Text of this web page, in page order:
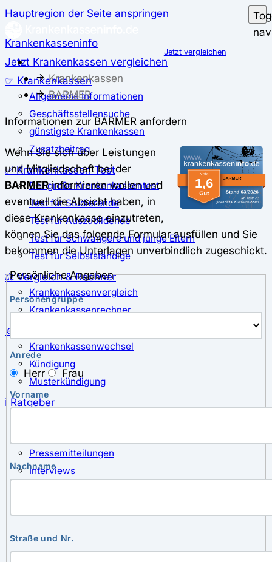
Hauptregion der Seite anspringen
Krankenkasseninfo
Jetzt Krankenkassen vergleichen
☞ Krankenkassen
Allgemeine Informationen
Geschäftsstellensuche
günstigste Krankenkassen
Zusatzbeitrag
✅ Krankenkassen Test
Der große Krankenkassentest
Test für Studierende
Test für Auszubildende
Test für Schwangere und junge Eltern
Test für Selbstständige
⚖️ Vergleich & Rechner
Krankenkassenvergleich
Krankenkassenrechner
↔ Wechsel
Krankenkassenwechsel
Kündigung
Musterkündigung
ℹ Ratgeber
Pressemitteilungen
Interviews
Jetzt vergleichen
Krankenkassen
BARMER
Informationen zur BARMER anfordern
Wenn Sie sich über Leistungen
und Mitgliedschaft bei der
BARMERinformieren wollen und
eventuell die Absicht haben, in
diese Krankenkasse einzutreten,
können Sie das folgende Formular ausfüllen und Sie
bekommen die Unterlagen unverbindlich zugeschickt.
Persönliche Angaben
Personengruppe
Anrede
Herr Frau
Vorname
Nachname
Straße und Nr.